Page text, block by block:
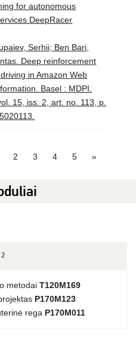
for autonomous
DeepRacer
Serhii; Ben Bari,
Deep reinforcement
in Amazon Web
Basel : MDPI.
15, iss. 2, art. no. 113, p.
2 3 4 5 »
metodai T120M169
P170M123
rega P170M011